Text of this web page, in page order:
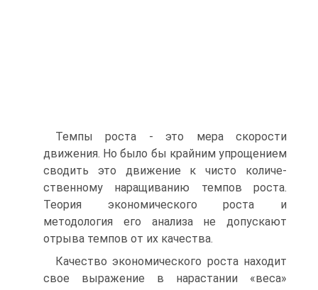
Темпы роста - это мера скорости
движения. Но было бы крайним упрощением
сводить это движение к чисто количе­
ственному наращиванию темпов роста.
Теория экономическо­го роста и
методология его анализа не допускают
отрыва тем­пов от их качества.
Качество экономического роста находит
свое выражение в нарастании «веса»